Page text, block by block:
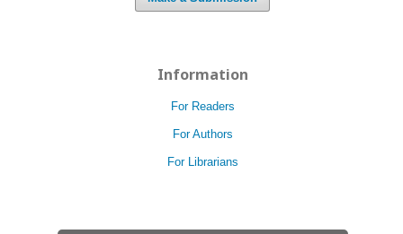
Information
For Readers
For Authors
For Librarians